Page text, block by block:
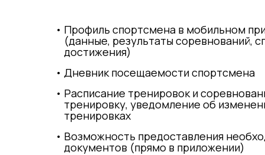
Профиль спортсмена в мобильном
(данные, результаты соревнований,
достижения)
Дневник посещаемости спортсмена
Расписание тренировок и
тренировку, уведомление об
тренировках
Возможность предоставления
документов (прямо в приложении)